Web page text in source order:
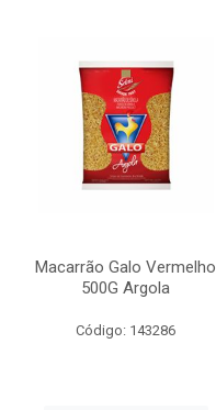
Macarrão Galo Vermelho
500G Argola
Código: 143286